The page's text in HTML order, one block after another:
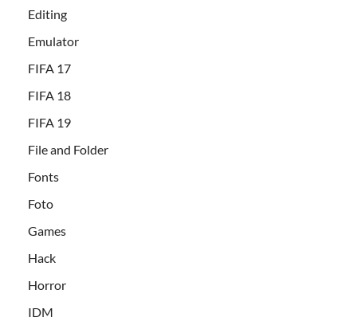
Editing
Emulator
FIFA 17
FIFA 18
FIFA 19
File and Folder
Fonts
Foto
Games
Hack
Horror
IDM